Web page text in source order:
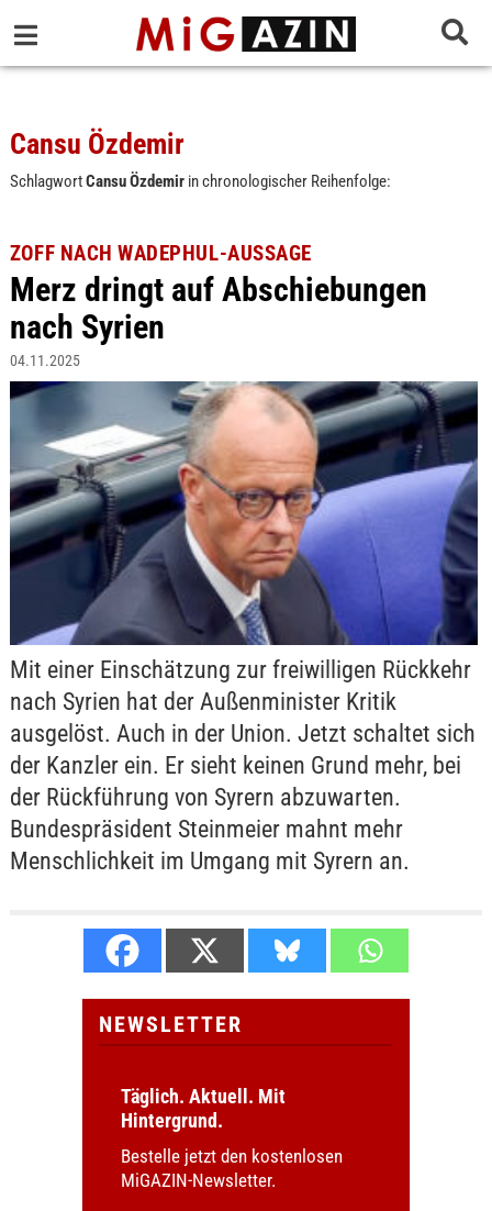
Cansu Özdemir
SchlagwortCansu Özdemirin chronologischer Reihenfolge:
ZOFF NACH WADEPHUL-AUSSAGE
Merz dringt auf Abschiebungen
nach Syrien
04.11.2025
Mit einer Einschätzung zur freiwilligen Rückkehr
nach Syrien hat der Außenminister Kritik
ausgelöst. Auch in der Union. Jetzt schaltet sich
der Kanzler ein. Er sieht keinen Grund mehr, bei
der Rückführung von Syrern abzuwarten.
Bundespräsident Steinmeier mahnt mehr
Menschlichkeit im Umgang mit Syrern an.
NEWSLETTER
Täglich. Aktuell. Mit
Hintergrund.
Bestelle jetzt den kostenlosen
MiGAZIN-Newsletter.